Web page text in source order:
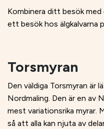
Kombinera ditt besök med
ett besök hos älgkalvarna
Torsmyran
Den väldiga Torsmyran är
Nordmaling. Den är en av
mest variationsrika myrar.
så att alla kan njuta av